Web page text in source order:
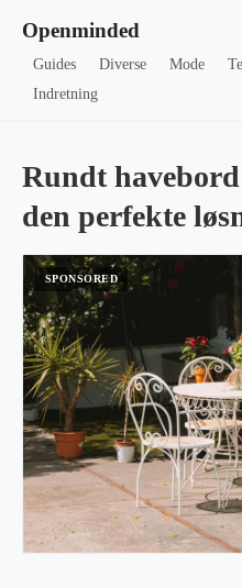
Openminded
Guides Diverse Mode
Indretning
Rundt
den perfekte